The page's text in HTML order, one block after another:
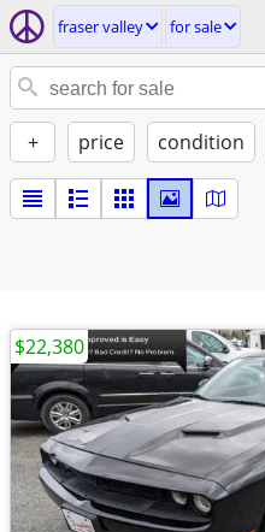
fraser valley for sale
+ price condition
$22,380